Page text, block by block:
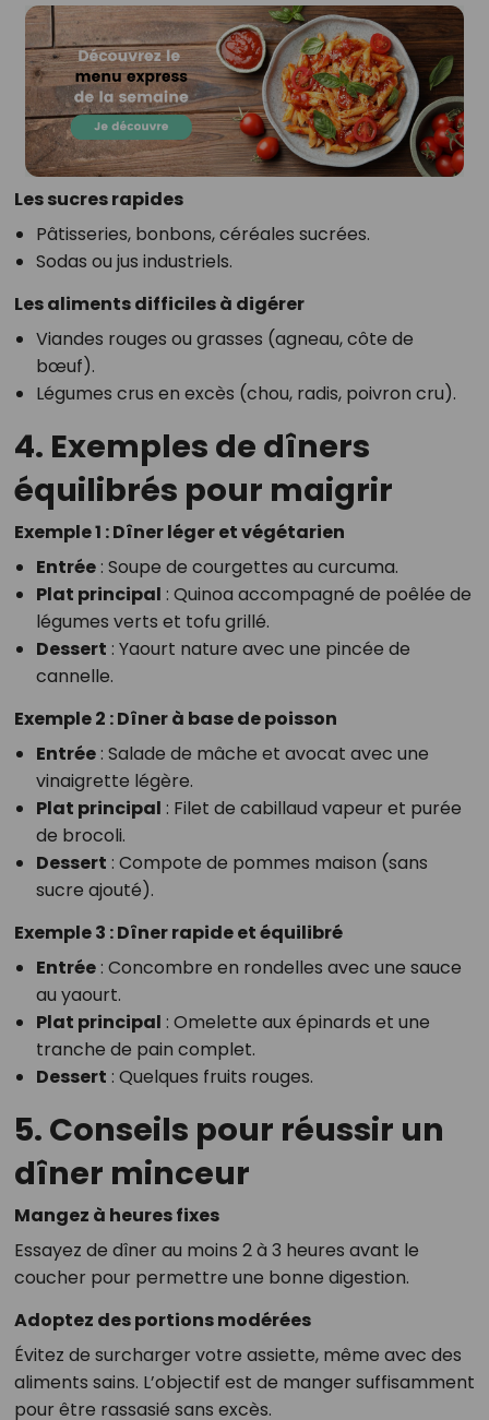
Les sucres rapides
Pâtisseries, bonbons, céréales sucrées.
Sodas ou jus industriels.
Les aliments difficiles à digérer
Viandes rouges ou grasses (agneau, côte de
bœuf).
Légumes crus en excès (chou, radis, poivron cru).
4. Exemples de dîners
équilibrés pour maigrir
Exemple 1 : Dîner léger et végétarien
Entrée: Soupe de courgettes au curcuma.
Plat principal : Quinoa accompagné de poêlée de
légumes verts et tofu grillé.
Dessert : Yaourt nature avec une pincée de
cannelle.
Exemple 2 : Dîner à base de poisson
Entrée: Salade de mâche et avocat avec une
vinaigrette légère.
Plat principal : Filet de cabillaud vapeur et purée
de brocoli.
Dessert : Compote de pommes maison (sans
sucre ajouté).
Exemple 3 : Dîner rapide et équilibré
Entrée: Concombre en rondelles avec une sauce
au yaourt.
Plat principal : Omelette aux épinards et une
tranche de pain complet.
Dessert : Quelques fruits rouges.
5. Conseils pour réussir un
dîner minceur
Mangez à heures fixes
Essayez de dîner au moins 2 à 3 heures avant le
coucher pour permettre une bonne digestion.
Adoptez des portions modérées
Évitez de surcharger votre assiette, même avec des
aliments sains. L’objectif est de manger suffisamment
pour être rassasié sans excès.